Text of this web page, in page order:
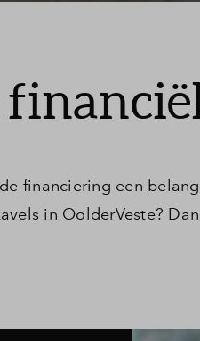
financiering een
in OolderVeste?